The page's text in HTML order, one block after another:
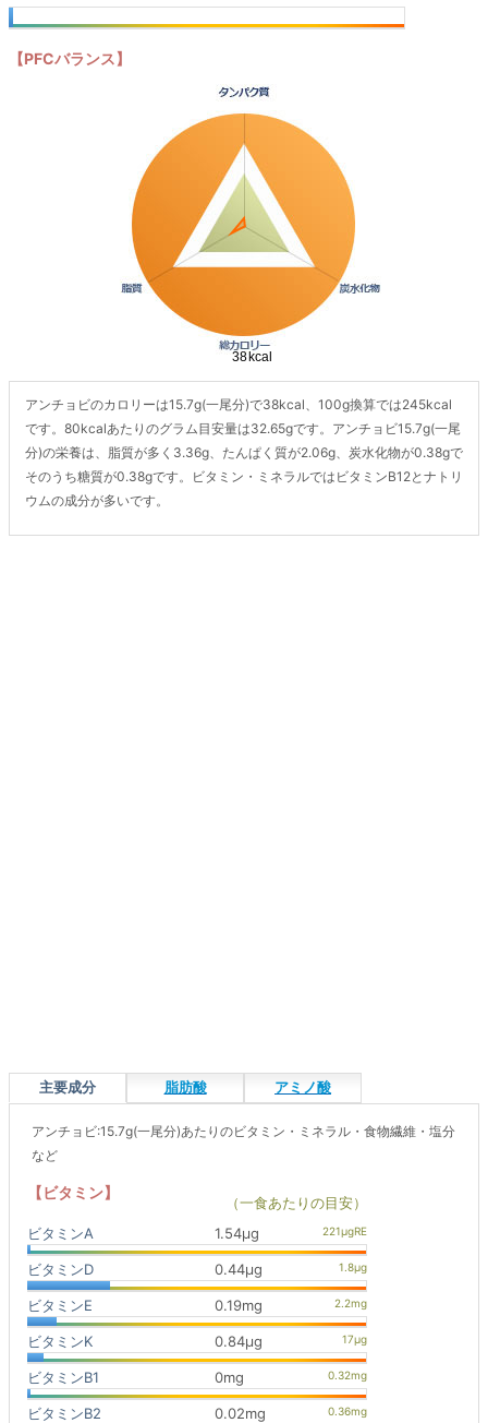
【PFCバランス】
アンチョビのカロリーは15.7g(一尾分)で38kcal、100g換算では245kcal
です。80kcalあたりのグラム目安量は32.65gです。アンチョビ15.7g(一尾
分)の栄養は、脂質が多く3.36g、たんぱく質が2.06g、炭水化物が0.38gで
そのうち糖質が0.38gです。ビタミン・ミネラルではビタミンB12とナトリ
ウムの成分が多いです。
主要成分 脂肪酸 アミノ酸
アンチョビ:15.7g(一尾分)あたりのビタミン・ミネラル・食物繊維・塩分
など
【ビタミン】
（一食あたりの目安）
ビタミンA
1.54μg
ビタミンD 0.44μg
ビタミンE 0.19mg
ビタミンK 0.84μg
ビタミンB1 0mg
ビタミンB2 0.02mg